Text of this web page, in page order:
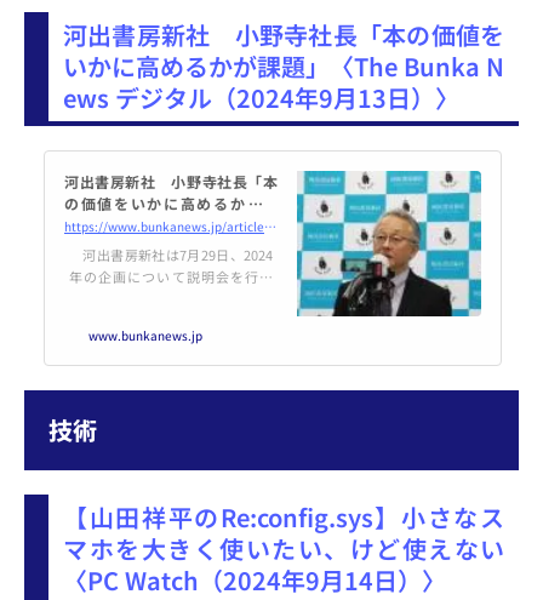
失がでたが、有価証券売却益が出
て補った。売上高は17%増の36億
円だった。雑誌読み放題など
河出書房新社 小野寺社長「本の価値を
いかに高めるかが課題」〈The Bunka N
ews デジタル（2024年9月13日）〉
河出書房新社 小野寺社長「本
の価値をいかに高めるかが課
題」 - The Bunka News デジタ
https://www.bunkanews.jp/article/393247/
河出書房新社は7月29日、2024
年の企画について説明会を行っ
とオンラインを併用して実施し
た。 冒頭、小野寺優…続き
www.bunkanews.jp
技術
【山田祥平のRe:config.sys】小さなス
マホを大きく使いたい、けど使えない
〈PC Watch（2024年9月14日）〉